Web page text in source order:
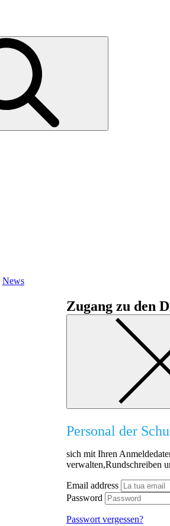
News
Zugang zu den
Personal der
sich mit Ihren
verwalten,Rundschreiben
Email address
Password
Passwort vergessen?